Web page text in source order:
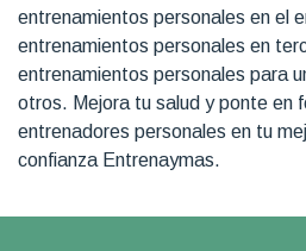
entrenamientos personales en el
entrenamientos personales en
entrenamientos personales para
otros. Mejora tu salud y ponte en
entrenadores personales en tu
confianza Entrenaymas.